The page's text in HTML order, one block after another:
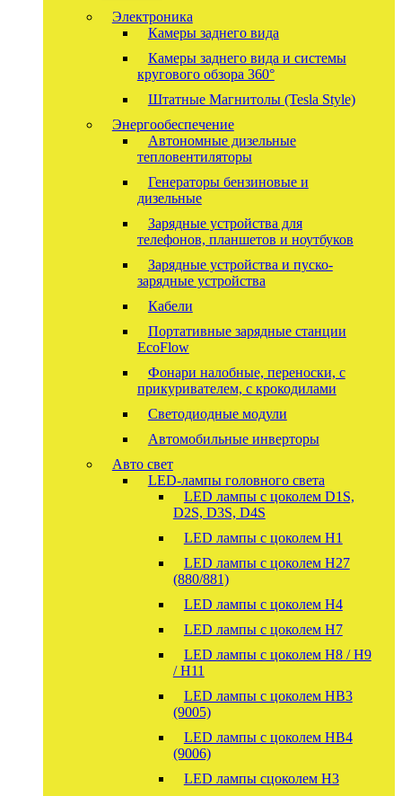
Электроника
Камеры заднего вида
Камеры заднего вида и системы
кругового обзора 360°
Штатные Магнитолы (Tesla Style)
Энергообеспечение
Автономные дизельные
тепловентиляторы
Генераторы бензиновые и
дизельные
Зарядные устройства для
телефонов, планшетов и ноутбуков
Зарядные устройства и пуско-
зарядные устройства
Кабели
Портативные зарядные станции
EcoFlow
Фонари налобные, переноски, с
прикуривателем, с крокодилами
Светодиодные модули
Автомобильные инверторы
Авто свет
LED-лампы головного света
LED лампы с цоколем D1S,
D2S, D3S, D4S
LED лампы с цоколем H1
LED лампы с цоколем H27
(880/881)
LED лампы с цоколем H4
LED лампы с цоколем H7
LED лампы с цоколем H8 / H9
/ H11
LED лампы с цоколем HB3
(9005)
LED лампы с цоколем HB4
(9006)
LED лампы сцоколем H3